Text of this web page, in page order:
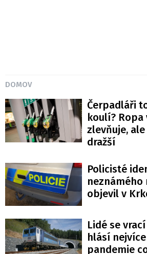
DOMOV
Čerpadláři
koulí? Ropa
zlevňuje,
dražší
Policisté
neznámého
objevil v
Lidé se
hlásí
pandemie